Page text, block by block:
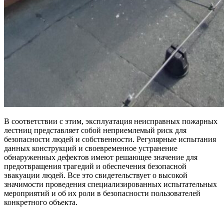
В соответствии с этим, эксплуатация неисправных пожарных
лестниц представляет собой неприемлемый риск для
безопасности людей и собственности. Регулярные испытания
данных конструкций и своевременное устранение
обнаруженных дефектов имеют решающее значение для
предотвращения трагедий и обеспечения безопасной
эвакуации людей. Все это свидетельствует о высокой
значимости проведения специализированных испытательных
мероприятий и об их роли в безопасности пользователей
конкретного объекта.